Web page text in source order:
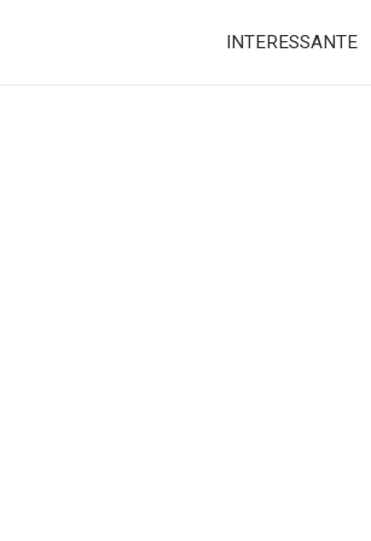
INTERESSANTE